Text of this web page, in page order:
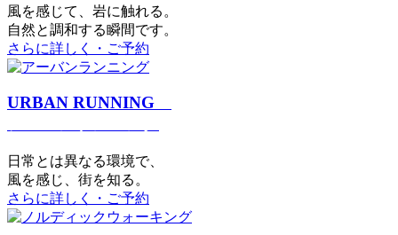
⾵を感じて、岩に触れる。
⾃然と調和する瞬間です。
さらに詳しく・ご予約
URBAN RUNNING
日常とは異なる環境で、
風を感じ、街を知る。
さらに詳しく・ご予約